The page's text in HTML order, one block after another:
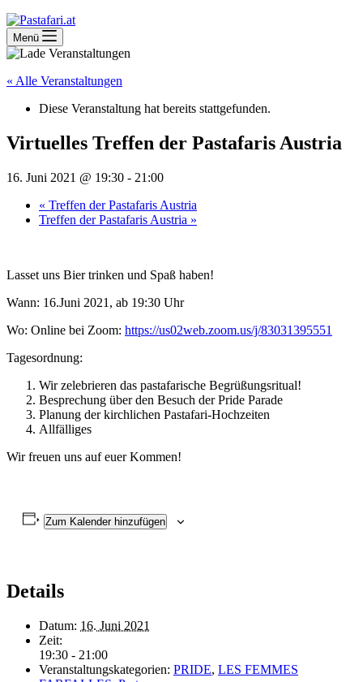
Menü
« Alle Veranstaltungen
Diese Veranstaltung hat bereits stattgefunden.
Virtuelles Treffen der Pastafaris Austria
16. Juni 2021 @ 19:30 - 21:00
« Treffen der Pastafaris Austria
Treffen der Pastafaris Austria »
Lasset uns Bier trinken und Spaß haben!
Wann: 16.Juni 2021, ab 19:30 Uhr
Wo: Online bei Zoom: https://us02web.zoom.us/j/83031395551
Tagesordnung:
Wir zelebrieren das pastafarische Begrüßungsritual!
Besprechung über den Besuch der Pride Parade
Planung der kirchlichen Pastafari-Hochzeiten
Allfälliges
Wir freuen uns auf euer Kommen!
Zum Kalender hinzufügen
Details
Datum: 16. Juni 2021
Zeit:
19:30 - 21:00
Veranstaltungskategorien: PRIDE, LES FEMMES